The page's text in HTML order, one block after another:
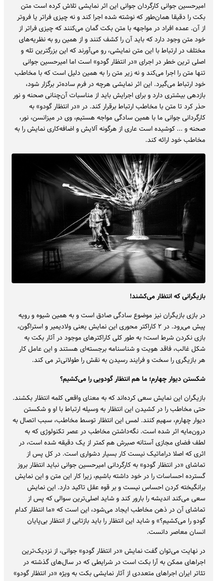
امیرحسین جوانی کارگردان جوانی این اثر نمایشی تلاش کرده است متن
بکت را دقیقا همان‌طور که نوشته شده اجرا کند و نه چیزی فراتر یا فروتر
از آن. عمده افراد در مواجهه با متن بکت گمان می‌کنند که چیزی فراتر از
خود متن وجود دارد که باید آن را کشف کنند و از همین رو به نظریه‌های
مختلف در ارتباط با این متن نمایشی، رو می‌آورند که این بزرگترین تله‌ و
اصلی ترین خطر در اجرای «در انتظار گودو» است اما امیرحسین جوانی
تنها متن را اجرا می‌کند و نه زیر متن را به همین دلیل است که با مخاطب
خود ارتباط می‌گیرد. این اثر نمایشی هرچه در فرم ساده‌تر برگزار شود،
بازدهی بیشتری دارد و برای اجرایش باید از مناسبات آن‌چنانی صحنه و نور
حذر کرد تا متن با مخاطب ارتباط برقرار کند. در «در انتظار گودو» به
کارگردانی جوانی ما با همین سادگی مواجه هستیم، وی در میزانسن، نور،
صحنه و ... کوشیده است عاری از هرگونه آلایش و اضافه‌کاری نمایش را به
مخاطب خود ارائه کند.
بازیگرانی که انتظار می‌کشند!
در بازی بازیگران نیز موضوع سادگی صادق است و به همین شیوه و رویه
پیش می‌رود. در ۲ کاراکتر محوری این نمایش یعنی ولادیمیر و استراگون،
بازی نکردن شرط است؛ به طور کلی کاراکترهای موجود در آثار بکت به
شکل غالب، فاقد هویت و شناسنامه برجسته‌ای هستند و این عامل کار
هر بازیگری را سخت و فرایند رسیدن به نقش را طولانی‌تر می کند.
شکستن دیوار چهارم؛ ما هم انتظار گودویی را می‌کشیم؟
بازیگران این نمایش سعی کرده‌اند که به معنای واقعی کلمه انتظار بکشند.
حتی مخاطب را در کشیدن این انتظار به وسیله ارتباط با او و شکستن
دیوار چهارم، سهیم کنند. لمس این انتظار توسط مخاطب، سبب اتصال به
درون‌مایه اثر شده است. نگه‌داشتن مخاطب در عصر تکنولوژی که به
لطف فضای مجازی آستانه صبرش هم کمتر از یک دقیقه شده است، در
اثری که اصلا دراماتیک نیست کار بسیار دشواری است. در کل پس از
تماشای «در انتظار گودو» به کارگردانی امیرحسین جوانی نباید انتظار بروز
گسترده احساسات را در خود داشته باشیم، زیرا کار این متن و این نمایش
برانگیخته کردن احساس نیست و بر قوه عقل تاکید دارد. این نمایش
سعی می‌کند اندیشه را بارور کند و شاید اصلی‌ترین سوالی که پس از
تماشای آن در ذهن مخاطب ایجاد می‌شود، این است که «ما انتظار کدام
گودو را می‌کشیم؟» و شاید این انتظار را باید بازتابی از انتظار بی‌پایان
انسان معاصر دانست.
در نهایت می‌توان گفت نمایش «در انتظار گودو» جوانی، از نزدیک‌ترین
اجراهای ممکن به آرا بکت است در شرایطی که در سال‌های گذشته در
تئاتر ایران اجراهای متعددی از آثار نمایشی بکت به ویژه «در انتظار گودو»